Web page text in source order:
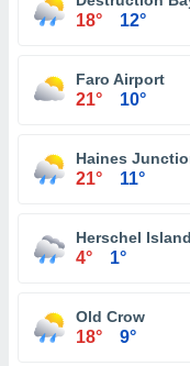
18° 12°
Faro Airport
21° 10°
Haines
21° 11°
Herschel
4° 1°
Old Crow
18° 9°